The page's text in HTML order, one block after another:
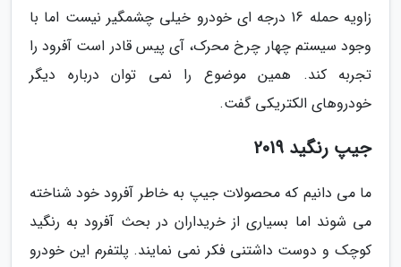
زاویه حمله 16 درجه ای خودرو خیلی چشمگیر نیست اما با
وجود سیستم چهار چرخ محرک، آی پیس قادر است آفرود را
تجربه کند. همین موضوع را نمی توان درباره دیگر
خودروهای الکتریکی گفت.
جیپ رنگید 2019
ما می دانیم که محصولات جیپ به خاطر آفرود خود شناخته
می شوند اما بسیاری از خریداران در بحث آفرود به رنگید
کوچک و دوست داشتنی فکر نمی نمایند. پلتفرم این خودرو